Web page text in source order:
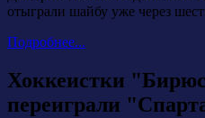
отыграли шайбу уже через
Подробнее...
Хоккеистки
переиграли